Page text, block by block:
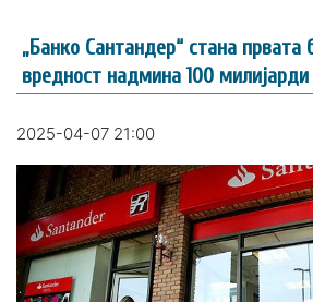
„Банко Сантандер“ стана првата
вредност надмина 100
2025-04-07 21:00